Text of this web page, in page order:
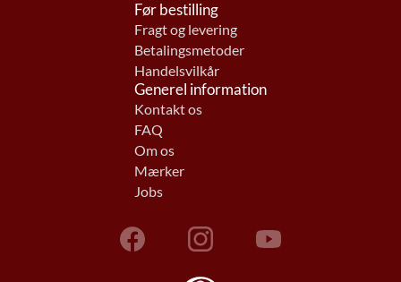
Før bestilling
Fragt og levering
Betalingsmetoder
Handelsvilkår
Generel information
Kontakt os
FAQ
Om os
Mærker
Jobs